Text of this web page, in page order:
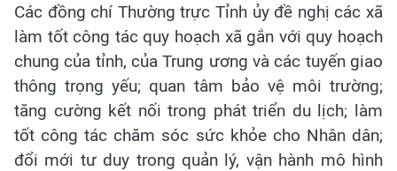
Các đồng chí Thường trực Tỉnh ủy đề nghị các xã
làm tốt công tác quy hoạch xã gắn với quy hoạch
chung của tỉnh, của Trung ương và các tuyến giao
thông trọng yếu; quan tâm bảo vệ môi trường;
tăng cường kết nối trong phát triển du lịch; làm
tốt công tác chăm sóc sức khỏe cho Nhân dân;
đổi mới tư duy trong quản lý, vận hành mô hình